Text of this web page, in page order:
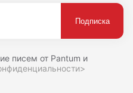
писем от Pantum и